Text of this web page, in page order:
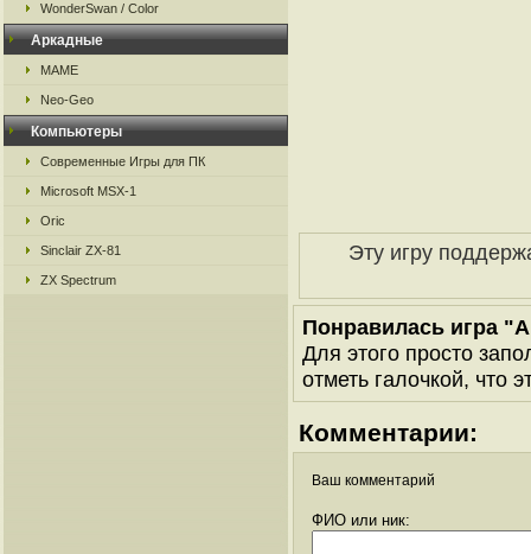
WonderSwan / Color
Аркадные
MAME
Neo-Geo
Компьютеры
Современные Игры для ПК
Microsoft MSX-1
Oric
Sinclair ZX-81
ZX Spectrum
Эту игру
Понравилась игра
Для этого просто
отметь галочкой, что
Комментарии:
Ваш комментарий
ФИО или ник: